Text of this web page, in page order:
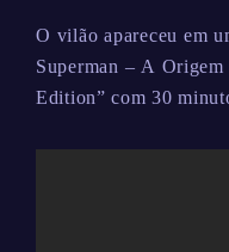
O vilão apareceu em
Superman – A
Edition” com 30